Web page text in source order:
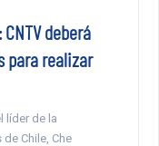
deberá
para realizar
líder de la
Chile, Che